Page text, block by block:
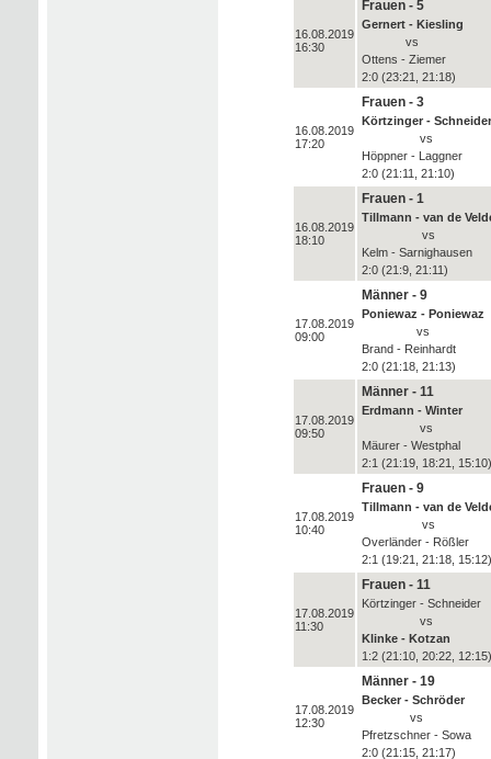
16.08.2019
16:30
Frauen - 5
Gernert - Kiesling
vs
Ottens - Ziemer
2:0 (23:21, 21:18)
16.08.2019
17:20
Frauen - 3
Körtzinger - Schneider
vs
Höppner - Laggner
2:0 (21:11, 21:10)
16.08.2019
18:10
Frauen - 1
Tillmann - van de
vs
Kelm - Sarnighausen
2:0 (21:9, 21:11)
17.08.2019
09:00
Männer - 9
Poniewaz - Poniewaz
vs
Brand - Reinhardt
2:0 (21:18, 21:13)
17.08.2019
09:50
Männer - 11
Erdmann - Winter
vs
Mäurer - Westphal
2:1 (21:19, 18:21, 15:10)
17.08.2019
10:40
Frauen - 9
Tillmann - van de
vs
Overländer - Rößler
2:1 (19:21, 21:18, 15:12)
17.08.2019
11:30
Frauen - 11
Körtzinger - Schneider
vs
Klinke - Kotzan
1:2 (21:10, 20:22, 12:15)
17.08.2019
12:30
Männer - 19
Becker - Schröder
vs
Pfretzschner - Sowa
2:0 (21:15, 21:17)